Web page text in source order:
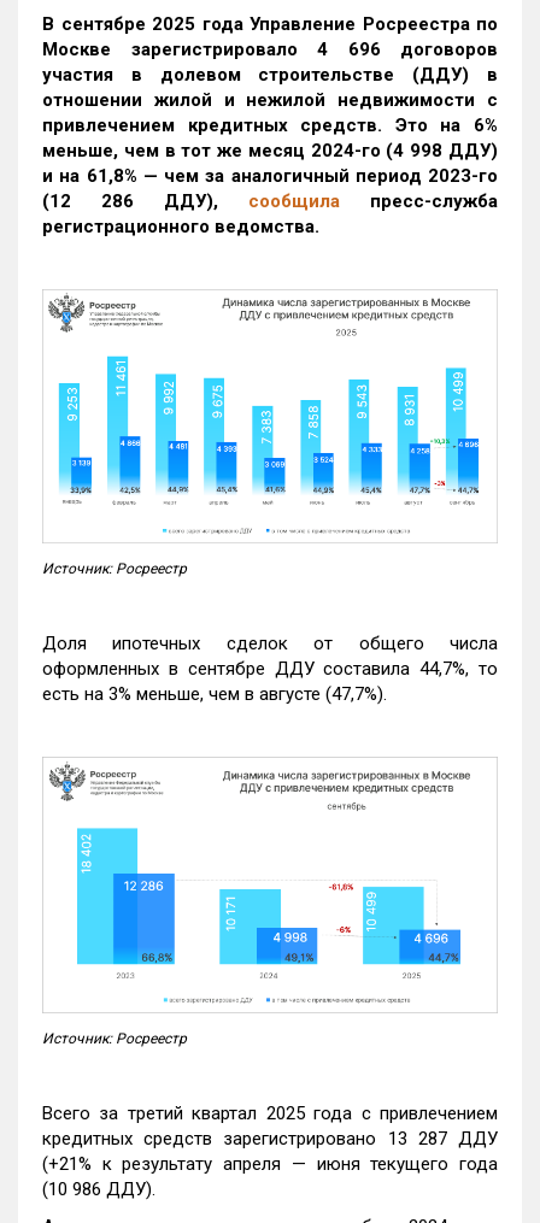
В сентябре 2025 года Управление Росреестра по
Москве зарегистрировало 4 696 договоров
участия в долевом строительстве (ДДУ) в
отношении жилой и нежилой недвижимости с
привлечением кредитных средств. Это на 6%
меньше, чем в тот же месяц 2024-го (4 998 ДДУ)
и на 61,8% — чем за аналогичный период 2023-го
(12 286 ДДУ), сообщила пресс-служба
регистрационного ведомства.
Источник: Росреестр
Доля ипотечных сделок от общего числа
оформленных в сентябре ДДУ составила 44,7%, то
есть на 3% меньше, чем в августе (47,7%).
Источник: Росреестр
Всего за третий квартал 2025 года с привлечением
кредитных средств зарегистрировано 13 287 ДДУ
(+21% к результату апреля — июня текущего года
(10 986 ДДУ).